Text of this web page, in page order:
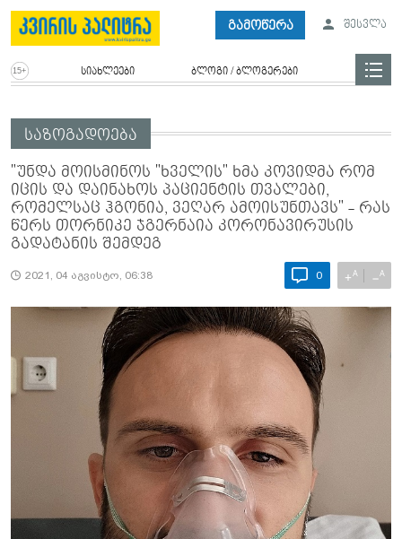
გამოწერა შესვლა
სიახლეები ბლოგი / ბლოგერები
საზოგადოება
"უნდა მოისმინოს "ხველის" ხმა კოვიდმა რომ
იცის და დაინახოს პაციენტის თვალები,
რომელსაც ჰგონია, ვეღარ ამოისუნთავს" - რას
წერს თორნიკე ჯგერნაია კორონავირუსის
გადატანის შემდეგ
2021, 04 აგვისტო, 06:38 0 +A −A